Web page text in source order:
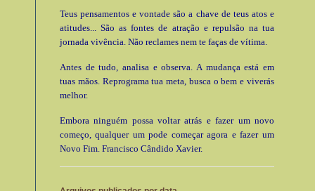
Teus pensamentos e vontade são a chave de teus atos e
atitudes... São as fontes de atração e repulsão na tua
jornada vivência. Não reclames nem te faças de vítima.
Antes de tudo, analisa e observa. A mudança está em
tuas mãos. Reprograma tua meta, busca o bem e viverás
melhor.
Embora ninguém possa voltar atrás e fazer um novo
começo, qualquer um pode começar agora e fazer um
Novo Fim. Francisco Cândido Xavier.